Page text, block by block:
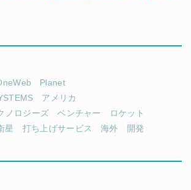
Planet
アメリカ
ノロジーズ
ベンチャー
ロケット
星 打ち上げサービス 海外 開発